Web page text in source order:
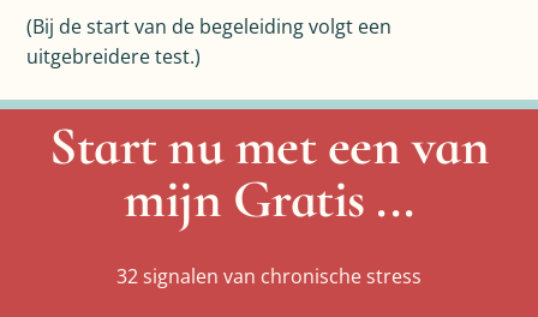
(Bij de start van de begeleiding volgt een
uitgebreidere test.)
Start nu met een van
mijn Gratis ...
32 signalen van chronische stress